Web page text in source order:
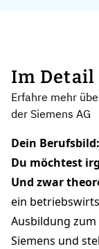
Im Detail
Erfahre mehr
der Siemens AG
Dein Berufsbild:
Du möchtest
Und zwar
ein
Ausbildung
Siemens und